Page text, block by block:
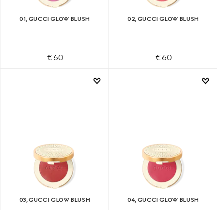
01, GUCCI GLOW BLUSH
€ 60
02, GUCCI GLOW BLUSH
€ 60
03, GUCCI GLOW BLUSH 04, GUCCI GLOW BLUSH